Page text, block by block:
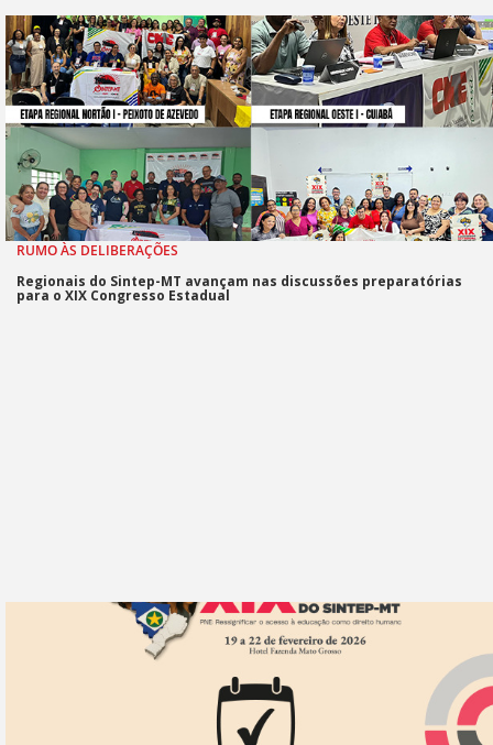
RUMO ÀS DELIBERAÇÕES
Regionais do Sintep-MT avançam nas discussões preparatórias
para o XIX Congresso Estadual